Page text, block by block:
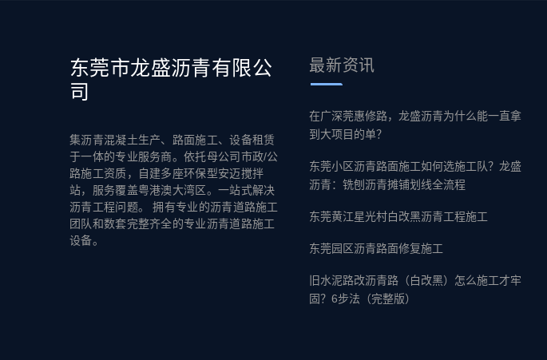
东莞市龙盛沥青有限公
司
集沥青混凝土生产、路面施工、设备租赁
于一体的专业服务商。依托母公司市政/公
路施工资质，自建多座环保型安迈搅拌
站，服务覆盖粤港澳大湾区。一站式解决
沥青工程问题。 拥有专业的沥青道路施工
团队和数套完整齐全的专业沥青道路施工
设备。
最新资讯
在广深莞惠修路，龙盛沥青为什么能一直拿
到大项目的单？
东莞小区沥青路面施工如何选施工队？龙盛
沥青：铣刨沥青摊铺划线全流程
东莞黄江星光村白改黑沥青工程施工
东莞园区沥青路面修复施工
旧水泥路改沥青路（白改黑）怎么施工才牢
固？6步法（完整版）